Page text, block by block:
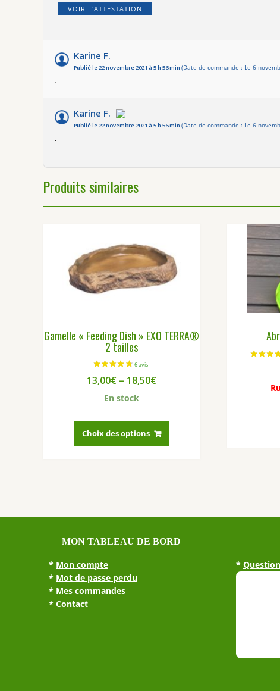
VOIR L'ATTESTATION
Karine F.
Publié le 22 novembre 2021 à 5 h 56 min (Date de commande : Le 6
.
Karine F.
Publié le 22 novembre 2021 à 5 h 56 min (Date de commande : Le 6
.
Produits similaires
Gamelle « Feeding Dish » EXO TERRA®
2 tailles
13,00€– 18,50€
En stock
Choix des options
Ce
a
choisies
MON TABLEAU DE BORD
* Mon compte
* Mot de passe perdu
* Mes commandes
* Contact
*